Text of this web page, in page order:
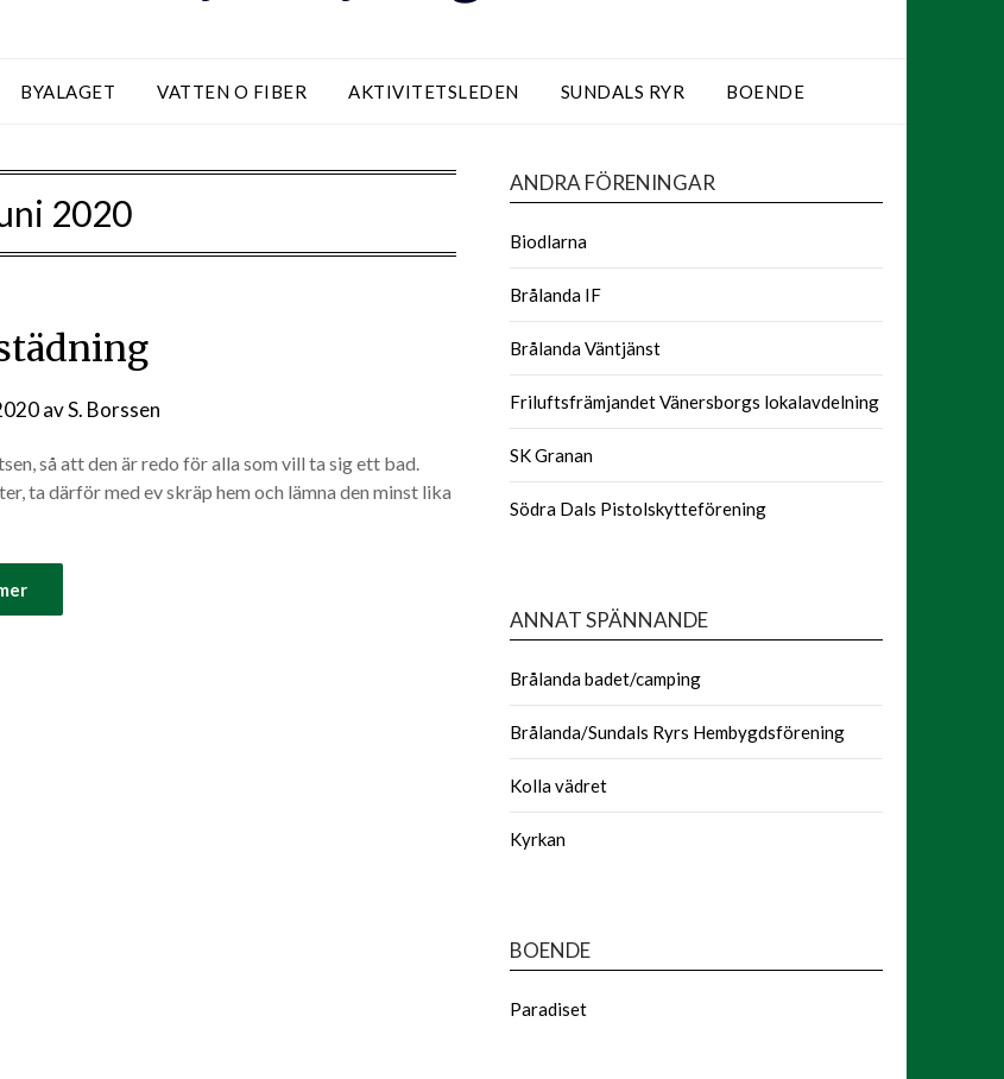
BYALAGET VATTEN O FIBER AKTIVITETSLEDEN SUNDALS RYR BOENDE
2020
avS. Borssen
så att den är redo för alla som vill ta sig ett bad.
ta därför med ev skräp hem och lämna den minst lika
ANDRA FÖRENINGAR
Biodlarna
Brålanda IF
Brålanda Väntjänst
Friluftsfrämjandet Vänersborgs lokalavdelning
SK Granan
Södra Dals Pistolskytteförening
ANNAT SPÄNNANDE
Brålanda badet/camping
Brålanda/Sundals Ryrs Hembygdsförening
Kolla vädret
Kyrkan
BOENDE
Paradiset